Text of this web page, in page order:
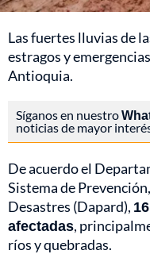
Las fuertes lluvias de
estragos y
Antioquia.
Síganos en nuestro
noticias de mayor
De acuerdo el
Sistema de
Desastres (Dapard),
afectadas,
ríos y quebradas.